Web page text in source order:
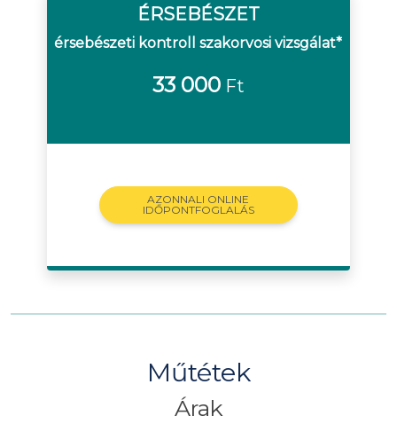
ÉRSEBÉSZET
érsebészeti kontroll szakorvosi vizsgálat*
33 000Ft
AZONNALI ONLINE
IDŐPONTFOGLALÁS
Műtétek
Árak